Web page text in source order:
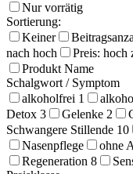
Nur vorrätig
Sortierung:
Keiner
nach hoch
Preis: hoch
Produkt Name
Schalgwort / Symptom
alkoholfrei 1
Detox 3 Gelenke 2
Schwangere Stillende 10
Nasenpflege
ohne
Regeneration 8